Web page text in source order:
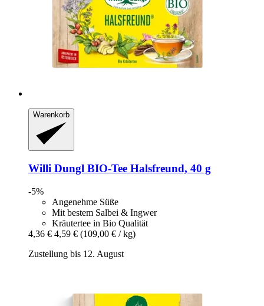
Warenkorb
Willi Dungl BIO-​Tee Halsfreund, 40 g
-5%
Angenehme Süße
Mit bestem Salbei & Ingwer
Kräutertee in Bio Qualität
4,36 € 4,59 € (109,00 € / kg)
Zustellung bis 12. August